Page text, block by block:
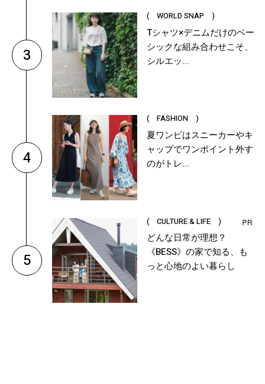
3
( WORLD SNAP )
Tシャツ×デニムだけのベー
シックな組み合わせこそ、
シルエッ...
4
( FASHION )
夏ワンピはスニーカーやキ
ャップでワンポイント外す
のがトレ...
5
( CULTURE & LIFE )
どんな日常が理想？
《BESS》の家で知る、も
っと心地のよい暮らし